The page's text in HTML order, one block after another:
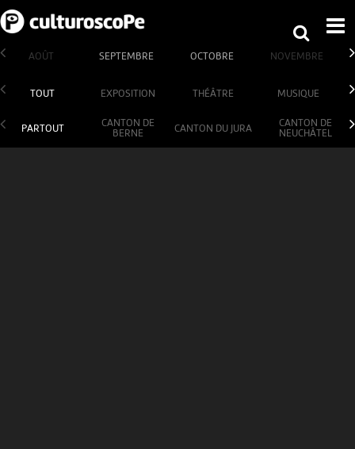
AOÛT SEPTEMBRE OCTOBRE NOVEMBRE
TOUT EXPOSITION THÉÂTRE MUSIQUE
PARTOUT
CANTON DE
BERNE
CANTON DU JURA
CANTON DE
NEUCHÂTEL